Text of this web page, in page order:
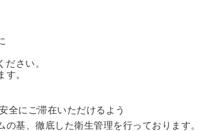
さい。
す。
全にご滞在いただけるよう
基、徹底した衛生管理を行っております。